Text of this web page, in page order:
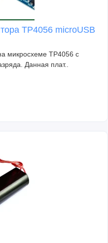
TP4056 microUSB
микросхеме TP4056 с
Данная плат..